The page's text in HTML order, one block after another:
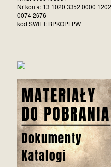
Nr konta: 13 1020 3352 0000 1202
0074 2676
kod SWIFT: BPKOPLPW